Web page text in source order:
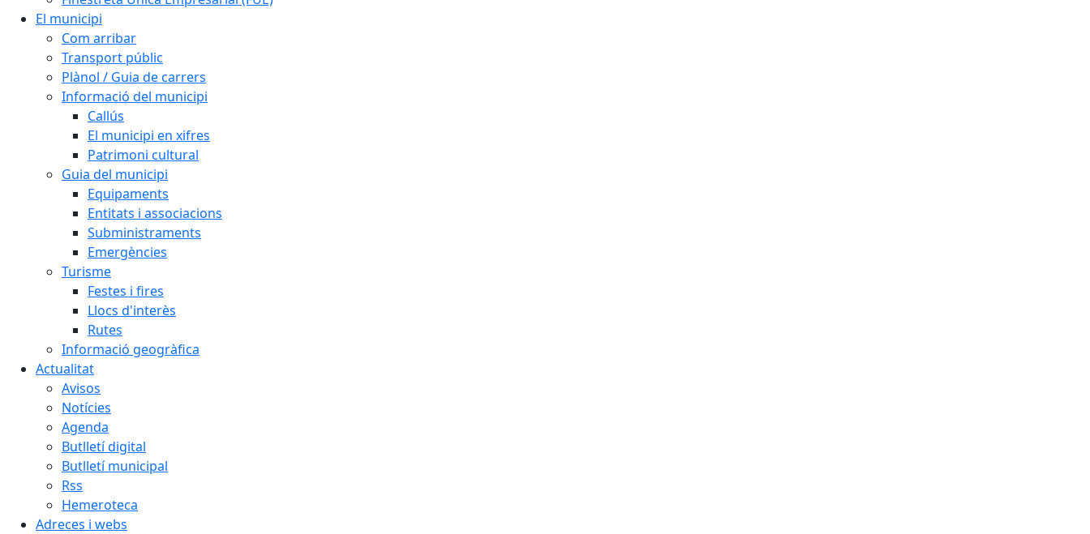
El municipi
Com arribar
Transport públic
Plànol / Guia de carrers
Informació del municipi
Callús
El municipi en xifres
Patrimoni cultural
Guia del municipi
Equipaments
Entitats i associacions
Subministraments
Emergències
Turisme
Festes i fires
Llocs d'interès
Rutes
Informació geogràfica
Actualitat
Avisos
Notícies
Agenda
Butlletí digital
Butlletí municipal
Rss
Hemeroteca
Adreces i webs